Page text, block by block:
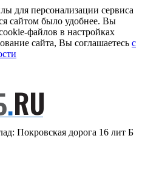
для персонализации сервиса
сайтом было удобнее. Вы
файлов в настройках
сайта, Вы соглашаетесь c
Покровская дорога 16 лит Б